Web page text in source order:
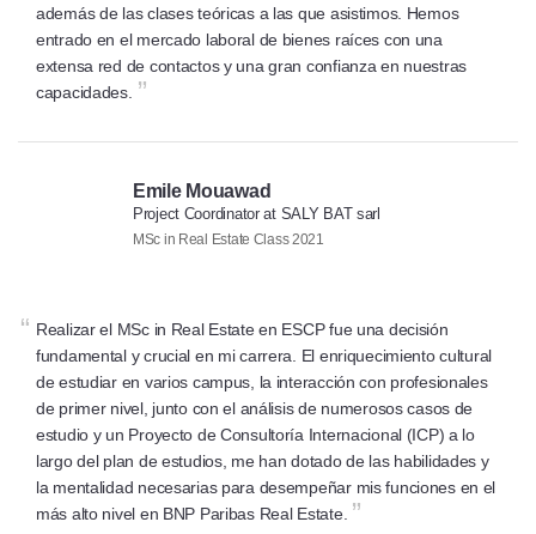
además de las clases teóricas a las que asistimos. Hemos
entrado en el mercado laboral de bienes raíces con una
extensa red de contactos y una gran confianza en nuestras
capacidades. ”
Emile Mouawad
Project Coordinator at SALY BAT sarl
MSc in Real Estate Class 2021
“ Realizar el MSc in Real Estate en ESCP fue una decisión
fundamental y crucial en mi carrera. El enriquecimiento cultural
de estudiar en varios campus, la interacción con profesionales
de primer nivel, junto con el análisis de numerosos casos de
estudio y un Proyecto de Consultoría Internacional (ICP) a lo
largo del plan de estudios, me han dotado de las habilidades y
la mentalidad necesarias para desempeñar mis funciones en el
más alto nivel en BNP Paribas Real Estate. ”